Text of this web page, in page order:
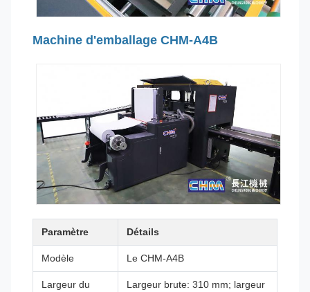
Machine d'emballage CHM-A4B
Paramètre Détails
Modèle Le CHM-A4B
Largeur du
Largeur brute: 310 mm; largeur